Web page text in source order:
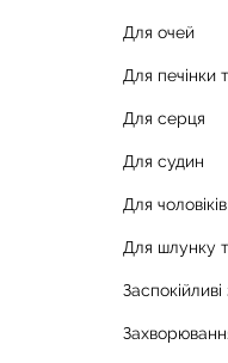
Для очей
Для печінки
Для серця
Для судин
Для чоловіків
Для шлунку